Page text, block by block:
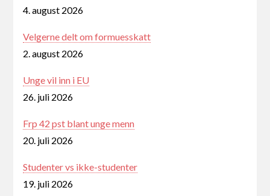
4. august 2026
Velgerne delt om formuesskatt
2. august 2026
Unge vil inn i EU
26. juli 2026
Frp 42 pst blant unge menn
20. juli 2026
Studenter vs ikke-studenter
19. juli 2026